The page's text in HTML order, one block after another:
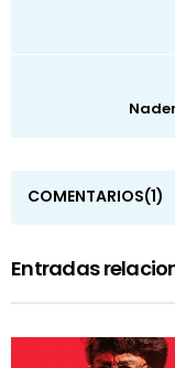
COMENTARIOS(1)
Entradas